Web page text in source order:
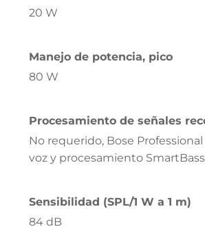
20 W
Manejo de potencia, pico
80 W
Procesamiento de señales
No requerido, Bose
voz y procesamiento
Sensibilidad (SPL/1 W a 1 m)
84 dB